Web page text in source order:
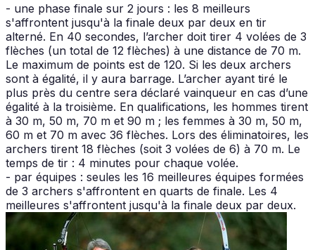
- une phase finale sur 2 jours : les 8 meilleurs
s'affrontent jusqu'à la finale deux par deux en tir
alterné. En 40 secondes, l’archer doit tirer 4 volées de 3
flèches (un total de 12 flèches) à une distance de 70 m.
Le maximum de points est de 120. Si les deux archers
sont à égalité, il y aura barrage. L’archer ayant tiré le
plus près du centre sera déclaré vainqueur en cas d’une
égalité à la troisième. En qualifications, les hommes tirent
à 30 m, 50 m, 70 m et 90 m ; les femmes à 30 m, 50 m,
60 m et 70 m avec 36 flèches. Lors des éliminatoires, les
archers tirent 18 flèches (soit 3 volées de 6) à 70 m. Le
temps de tir : 4 minutes pour chaque volée.
- par équipes : seules les 16 meilleures équipes formées
de 3 archers s'affrontent en quarts de finale. Les 4
meilleures s'affrontent jusqu'à la finale deux par deux.